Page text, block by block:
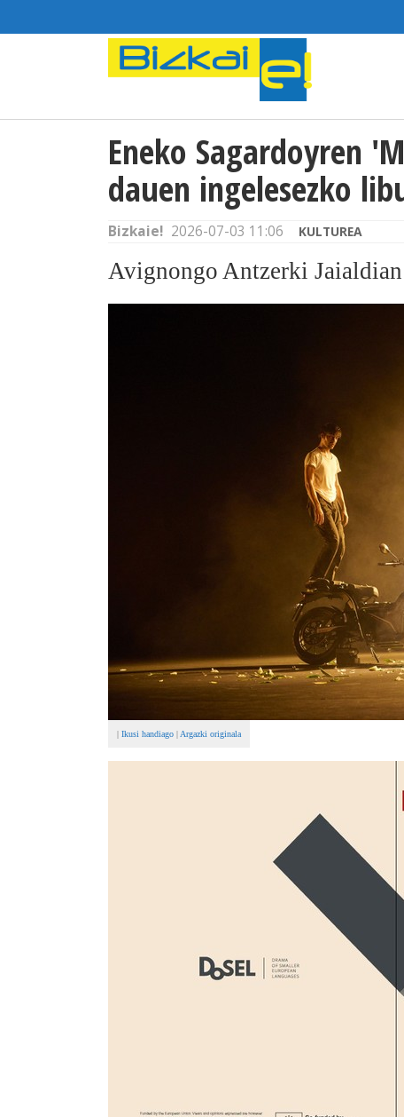
Eneko Sagardoyren
dauen ingelesezko
Bizkaie! 2026-07-03 11:06 KULTUREA
Avignongo Antzerki
| Ikusi handiago | Argazki originala